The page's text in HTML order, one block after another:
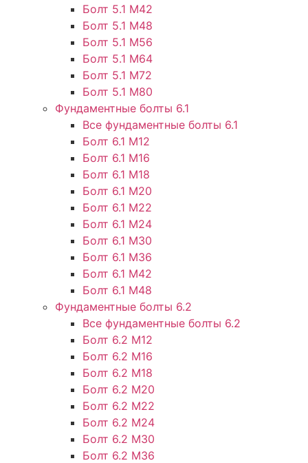
Болт 5.1 М42
Болт 5.1 М48
Болт 5.1 М56
Болт 5.1 М64
Болт 5.1 М72
Болт 5.1 М80
Фундаментные болты 6.1
Все фундаментные болты 6.1
Болт 6.1 М12
Болт 6.1 М16
Болт 6.1 М18
Болт 6.1 М20
Болт 6.1 М22
Болт 6.1 М24
Болт 6.1 М30
Болт 6.1 М36
Болт 6.1 М42
Болт 6.1 М48
Фундаментные болты 6.2
Все фундаментные болты 6.2
Болт 6.2 М12
Болт 6.2 М16
Болт 6.2 М18
Болт 6.2 М20
Болт 6.2 М22
Болт 6.2 М24
Болт 6.2 М30
Болт 6.2 М36